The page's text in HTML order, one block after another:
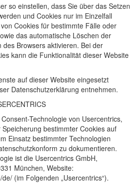
so einstellen, dass Sie über das Setzen
und Cookies nur im Einzelfall
Cookies für bestimmte Fälle oder
das automatische Löschen der
Browsers aktivieren. Bei der
kann die Funktionalität dieser Website
auf dieser Website eingesetzt
Datenschutzerklärung entnehmen.
Technologie von Usercentrics,
bestimmter Cookies auf
Einsatz bestimmter Technologien
zu dokumentieren.
ist die Usercentrics GmbH,
München, Website:
(im Folgenden „Usercentrics“).